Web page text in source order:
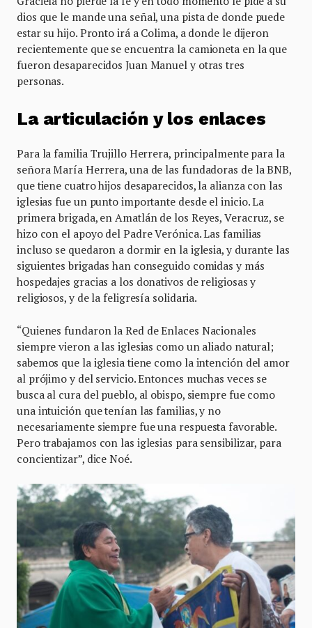
dios que le mande una señal, una pista de donde puede
estar su hijo. Pronto irá a Colima, a donde le dijeron
recientemente que se encuentra la camioneta en la que
fueron desaparecidos Juan Manuel y otras tres
personas.
La articulación y los enlaces
Para la familia Trujillo Herrera, principalmente para la
señora María Herrera, una de las fundadoras de la BNB,
que tiene cuatro hijos desaparecidos, la alianza con las
iglesias fue un punto importante desde el inicio. La
primera brigada, en Amatlán de los Reyes, Veracruz, se
hizo con el apoyo del Padre Verónica. Las familias
incluso se quedaron a dormir en la iglesia, y durante las
siguientes brigadas han conseguido comidas y más
hospedajes gracias a los donativos de religiosas y
religiosos, y de la feligresía solidaria.
“Quienes fundaron la Red de Enlaces Nacionales
siempre vieron a las iglesias como un aliado natural;
sabemos que la iglesia tiene como la intención del amor
al prójimo y del servicio. Entonces muchas veces se
busca al cura del pueblo, al obispo, siempre fue como
una intuición que tenían las familias, y no
necesariamente siempre fue una respuesta favorable.
Pero trabajamos con las iglesias para sensibilizar, para
concientizar”, dice Noé.